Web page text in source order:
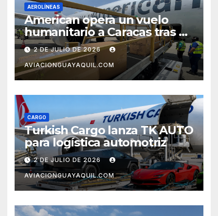
AEROLÍNEAS
American opera un vuelo
humanitario a Caracas tras el
terremoto en Venezuela
2 DE JULIO DE 2026
AVIACIONGUAYAQUIL.COM
CARGO
Turkish Cargo lanza TK AUTO
para logística automotriz
2 DE JULIO DE 2026
AVIACIONGUAYAQUIL.COM